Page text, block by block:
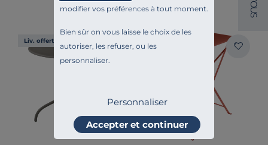
modifier vos préférences à tout moment.
Bien sûr on vous laisse le choix de les
autoriser, les refuser, ou les
personnaliser.
Personnaliser
Accepter et continuer
Liv. offerte
O
U
S